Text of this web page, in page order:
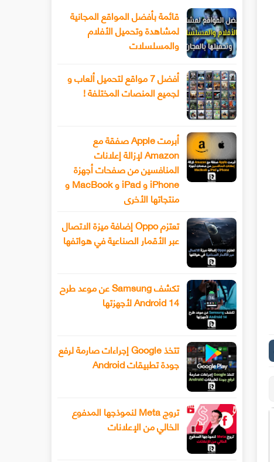
قائمة بأفضل المواقع المجانية
لمشاهدة وتحميل الأفلام
والمسلسلات
أفضل 7 مواقع لتحميل ألعاب و
لجميع المنصات المختلفة !
أبرمت Apple صفقة مع
Amazon لإزالة إعلانات
المنافسين من صفحات أجهزة
iPhone و iPad و MacBook و
منتجاتها الأخرى
تعتزم Oppo إضافة ميزة الاتصال
عبر الأقمار الصناعية في هواتفها
تكشف Samsung عن موعد طرح
Android 14 لأجهزتها
تتخذ Google إجراءات صارمة لرفع
جودة تطبيقات Android
تروج Meta لنموذجها المدفوع
الخالي من الإعلانات